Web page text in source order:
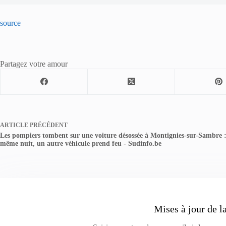
source
Partagez votre amour
ARTICLE PRÉCÉDENT
Les pompiers tombent sur une voiture désossée à Montignies-sur-Sambre
même nuit, un autre véhicule prend feu - Sudinfo.be
Mises à jour de